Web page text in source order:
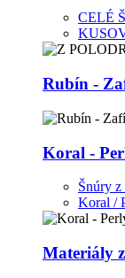
CELÉ
Rubín -
Koral -
Šnúry z
Koral /
Materiály